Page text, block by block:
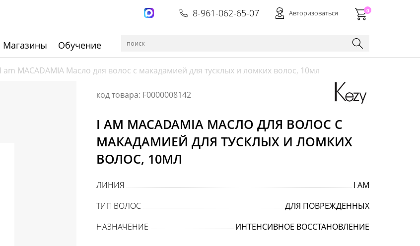
8-961-062-65-07 Авторизоваться 0
Магазины Обучение
I am MACADAMIA Масло для волос с макадамией для тусклых и ломких волос, 10мл
код товара: F0000008142
I AM MACADAMIA МАСЛО ДЛЯ ВОЛОС С
МАКАДАМИЕЙ ДЛЯ ТУСКЛЫХ И ЛОМКИХ
ВОЛОС, 10МЛ
I AM
ЛИНИЯ
ДЛЯ ПОВРЕЖДЕННЫХ
ТИП ВОЛОС
ИНТЕНСИВНОЕ ВОССТАНОВЛЕНИЕ
НАЗНАЧЕНИЕ